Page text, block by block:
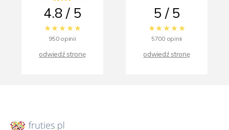
4.8 / 5
950 opinii
odwiedź stronę
5 / 5
5700 opinii
odwiedź stronę